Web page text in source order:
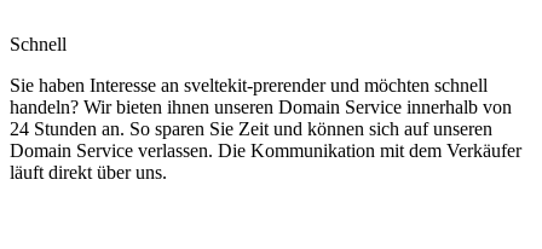
Schnell
Sie haben Interesse an sveltekit-prerender und möchten schnell
handeln? Wir bieten ihnen unseren Domain Service innerhalb von
24 Stunden an. So sparen Sie Zeit und können sich auf unseren
Domain Service verlassen. Die Kommunikation mit dem Verkäufer
läuft direkt über uns.